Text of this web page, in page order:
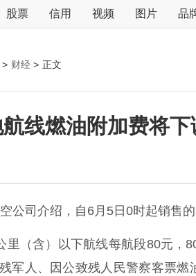
股票 信用 视频 图片 品
> 财经 > 正文
线燃油附加费将下
公司介绍，自6月5日0时起销售
（含）以下航线每航段80元，
军人、因公致残人民警察客票